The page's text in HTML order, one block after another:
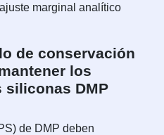
marginal analítico
de conservación
los
siliconas DMP
de DMP deben